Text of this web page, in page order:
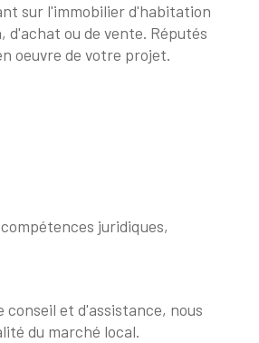
sur l'immobilier d'habitation
d'achat ou de vente. Réputés
oeuvre de votre projet.
juridiques,
conseil et d'assistance, nous
du marché local.